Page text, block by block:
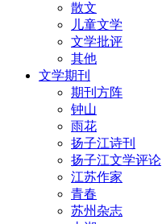
散文
儿童文学
文学批评
其他
文学期刊
期刊方阵
钟山
雨花
扬子江诗刊
扬子江文学评论
江苏作家
青春
苏州杂志